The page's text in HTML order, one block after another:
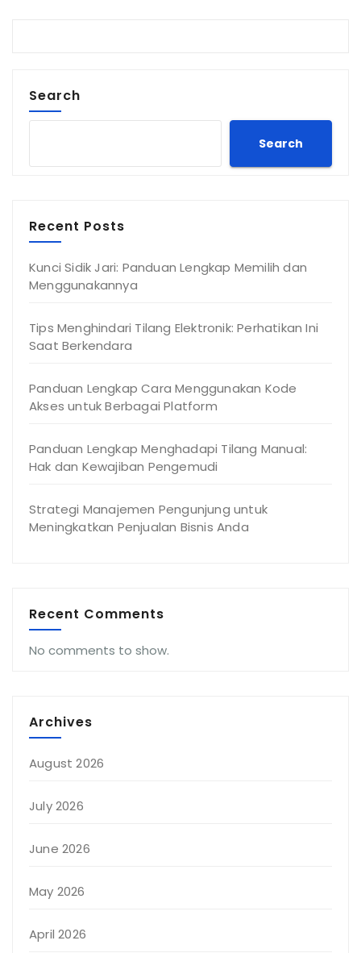
Search
Search
Recent Posts
Kunci Sidik Jari: Panduan Lengkap Memilih dan
Menggunakannya
Tips Menghindari Tilang Elektronik: Perhatikan Ini
Saat Berkendara
Panduan Lengkap Cara Menggunakan Kode
Akses untuk Berbagai Platform
Panduan Lengkap Menghadapi Tilang Manual:
Hak dan Kewajiban Pengemudi
Strategi Manajemen Pengunjung untuk
Meningkatkan Penjualan Bisnis Anda
Recent Comments
No comments to show.
Archives
August 2026
July 2026
June 2026
May 2026
April 2026